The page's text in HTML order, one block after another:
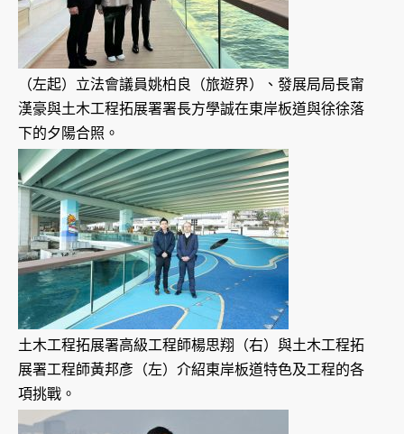
（左起）立法會議員姚柏良（旅遊界）、發展局局長甯
漢豪與土木工程拓展署署長方學誠在東岸板道與徐徐落
下的夕陽合照。
土木工程拓展署高級工程師楊思翔（右）與土木工程拓
展署工程師黃邦彥（左）介紹東岸板道特色及工程的各
項挑戰。